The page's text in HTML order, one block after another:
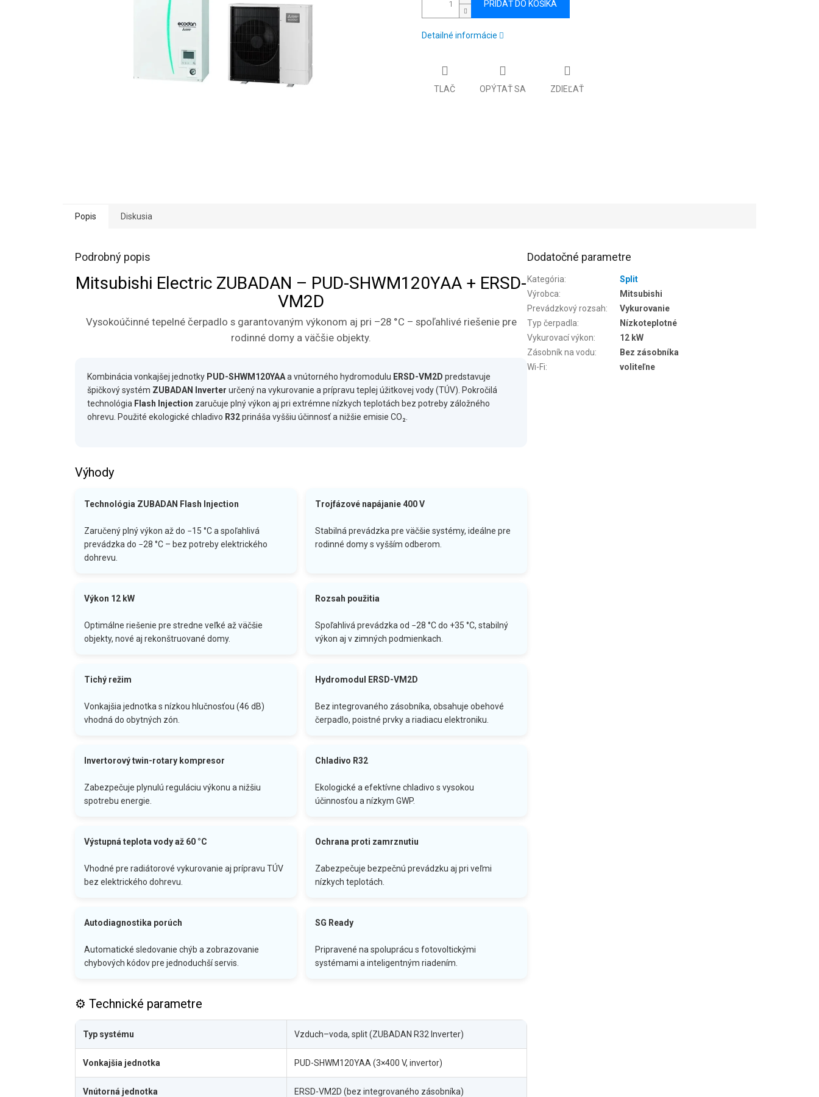
PRIDAŤ DO KOŠÍKA
Detailné informácie
TLAČ OPÝTAŤ SA ZDIEĽAŤ
Popis Diskusia
Podrobný popis
Mitsubishi Electric ZUBADAN – PUD-SHWM120YAA + ERSD-
VM2D
Vysokoúčinné tepelné čerpadlo s garantovaným výkonom aj pri –28 °C – spoľahlivé riešenie pre
rodinné domy a väčšie objekty.
Kombinácia vonkajšej jednotky PUD-SHWM120YAAa vnútorného hydromodulu ERSD-VM2D predstavuje
špičkový systém ZUBADAN Inverter určený na vykurovanie a prípravu teplej úžitkovej vody (TÚV). Pokročilá
technológia Flash Injection zaručuje plný výkon aj pri extrémne nízkych teplotách bez potreby záložného
ohrevu. Použité ekologické chladivo R32prináša vyššiu účinnosť a nižšie emisie CO₂.
Výhody
Technológia ZUBADAN Flash Injection
Zaručený plný výkon až do −15 °C a spoľahlivá
prevádzka do −28 °C – bez potreby elektrického
dohrevu.
Trojfázové napájanie 400 V
Stabilná prevádzka pre väčšie systémy, ideálne pre
rodinné domy s vyšším odberom.
Výkon 12 kW
Optimálne riešenie pre stredne veľké až väčšie
objekty, nové aj rekonštruované domy.
Rozsah použitia
Spoľahlivá prevádzka od −28 °C do +35 °C, stabilný
výkon aj v zimných podmienkach.
Tichý režim
Vonkajšia jednotka s nízkou hlučnosťou (46 dB)
vhodná do obytných zón.
Hydromodul ERSD-VM2D
Bez integrovaného zásobníka, obsahuje obehové
čerpadlo, poistné prvky a riadiacu elektroniku.
Invertorový twin-rotary kompresor
Zabezpečuje plynulú reguláciu výkonu a nižšiu
spotrebu energie.
Chladivo R32
Ekologické a efektívne chladivo s vysokou
účinnosťou a nízkym GWP.
Výstupná teplota vody až 60 °C
Vhodné pre radiátorové vykurovanie aj prípravu TÚV
bez elektrického dohrevu.
Ochrana proti zamrznutiu
Zabezpečuje bezpečnú prevádzku aj pri veľmi
nízkych teplotách.
Autodiagnostika porúch
Automatické sledovanie chýb a zobrazovanie
chybových kódov pre jednoduchší servis.
SG Ready
Pripravené na spoluprácu s fotovoltickými
systémami a inteligentným riadením.
⚙️ Technické parametre
Typ systému Vzduch–voda, split (ZUBADAN R32 Inverter)
Vonkajšia jednotka PUD-SHWM120YAA (3×400 V, invertor)
Vnútorná jednotka ERSD-VM2D (bez integrovaného zásobníka)
Dodatočné parametre
Kategória:
Split
Výrobca:
Mitsubishi
Prevádzkový rozsah:
Vykurovanie
Typ čerpadla:
Nízkoteplotné
Vykurovací výkon:
12 kW
Zásobník na vodu:
Bez zásobníka
Wi-Fi: voliteľne